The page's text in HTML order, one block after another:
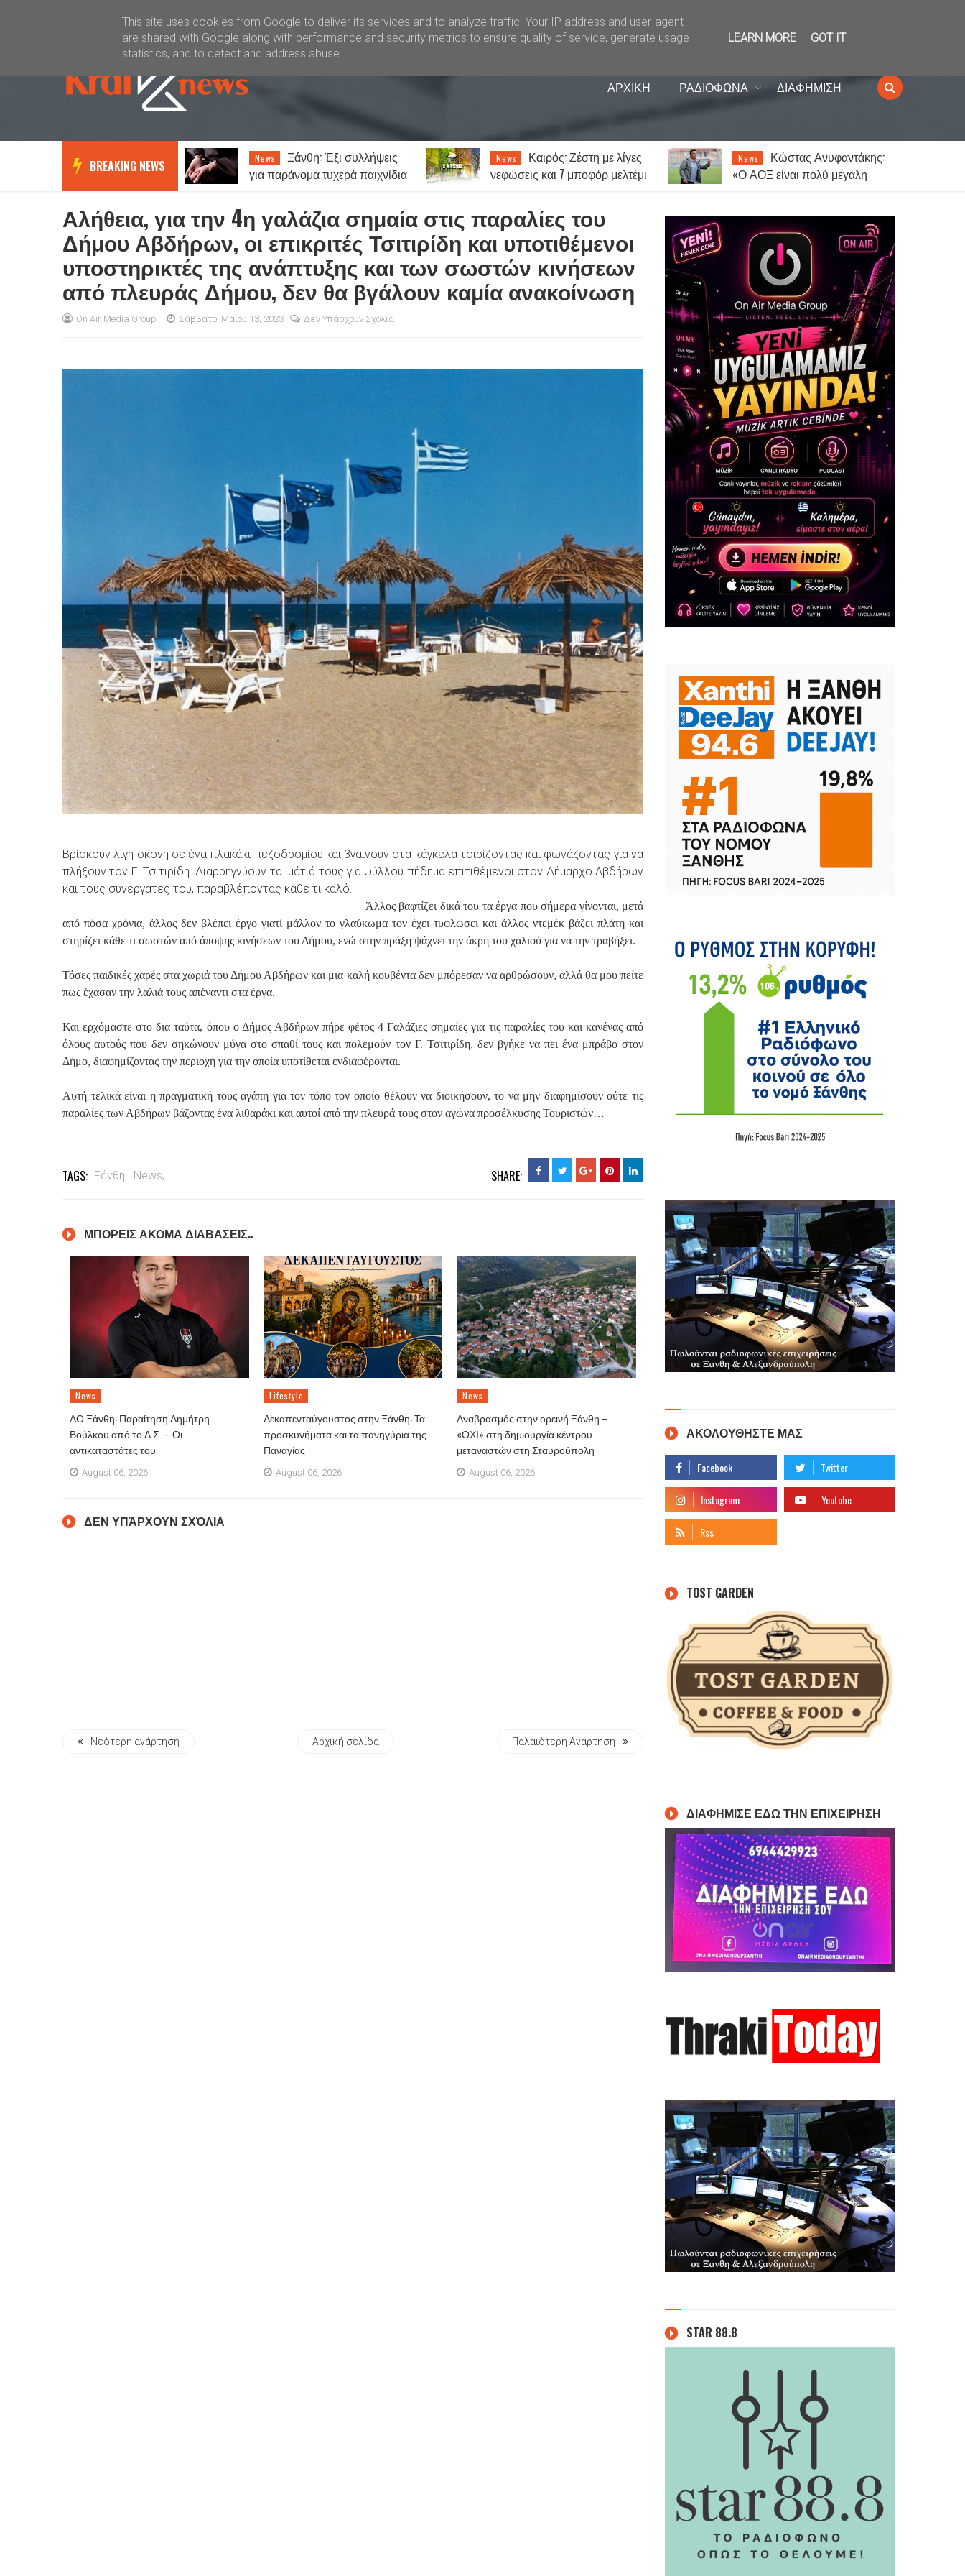
Καλώς ήλθατε Kral News
ΑΡΧΙΚΗ ΡΑΔΙΟΦΩΝΑ ΔΙΑΦΗΜΙΣΗ
BREAKING NEWS
Αναβρασμός στην
ορεινή Ξάνθη – «ΟΧΙ» στη
δημιουργία κέντρου
μεταναστών στη Σταυρούπολη
News
Ξάνθη: Έξι συλλήψεις
για παράνομα τυχερά παιχνίδια
News
Καιρός: Ζέστη με λίγες
νεφώσεις και 7 μποφόρ μελτέμι
News
Κώστας Ανυφαντάκης:
«Ο ΑΟΞ είναι πολύ μεγάλη
Αλήθεια, για την 4η γαλάζια σημαία στις παραλίες του
Δήμου Αβδήρων, οι επικριτές Τσιτιρίδη και υποτιθέμενοι
υποστηρικτές της ανάπτυξης και των σωστών κινήσεων
από πλευράς Δήμου, δεν θα βγάλουν καμία ανακοίνωση
On Air Media Group Σάββατο, Μαΐου 13, 2023 Δεν Υπάρχουν Σχόλια
Βρίσκουν λίγη σκόνη σε ένα πλακάκι πεζοδρομίου και βγαίνουν στα κάγκελα τσιρίζοντας και φωνάζοντας για να
πλήξουν τον Γ. Τσιτιρίδη. Διαρρηγνύουν τα ιμάτιά τους για ψύλλου πήδημα επιτιθέμενοι στον Δήμαρχο Αβδήρων
και τους συνεργάτες του, παραβλέποντας κάθε τι καλό.
Άλλος βαφτίζει δικά του τα έργα που σήμερα γίνονται, μετά
από πόσα χρόνια, άλλος δεν βλέπει έργο γιατί μάλλον το γλαύκωμα τον έχει τυφλώσει και άλλος ντεμέκ βάζει πλάτη και
στηρίζει κάθε τι σωστών από άποψης κινήσεων του Δήμου, ενώ στην πράξη ψάχνει την άκρη του χαλιού για να την τραβήξει.
Τόσες παιδικές χαρές στα χωριά του Δήμου Αβδήρων και μια καλή κουβέντα δεν μπόρεσαν να αρθρώσουν, αλλά θα μου πείτε
πως έχασαν την λαλιά τους απέναντι στα έργα.
Και ερχόμαστε στο δια ταύτα, όπου ο Δήμος Αβδήρων πήρε φέτος 4 Γαλάζιες σημαίες για τις παραλίες του και κανένας από
όλους αυτούς που δεν σηκώνουν μύγα στο σπαθί τους και πολεμούν τον Γ. Τσιτιρίδη, δεν βγήκε να πει ένα μπράβο στον
Δήμο, διαφημίζοντας την περιοχή για την οποία υποτίθεται ενδιαφέρονται.
Αυτή τελικά είναι η πραγματική τους αγάπη για τον τόπο τον οποίο θέλουν να διοικήσουν, το να μην διαφημίσουν ούτε τις
παραλίες των Αβδήρων βάζοντας ένα λιθαράκι και αυτοί από την πλευρά τους στον αγώνα προσέλκυσης Τουριστών…
TAGS: Ξάνθη, News, SHARE:
ΜΠΟΡΕΙΣ ΑΚΟΜΑ ΔΙΑΒΑΣΕΙΣ..
News
ΑΟ Ξάνθη: Παραίτηση Δημήτρη
Βούλκου από το Δ.Σ. – Οι
αντικαταστάτες του
August 06, 2026
Lifestyle
Δεκαπενταύγουστος στην Ξάνθη: Τα
προσκυνήματα και τα πανηγύρια της
Παναγίας
August 06, 2026
News
Αναβρασμός στην ορεινή Ξάνθη –
«ΟΧΙ» στη δημιουργία κέντρου
μεταναστών στη Σταυρούπολη
August 06, 2026
ΔΕΝ ΥΠΆΡΧΟΥΝ ΣΧΌΛΙΑ
Νεότερη ανάρτηση Αρχική σελίδα Παλαιότερη Ανάρτηση
ΑΚΟΛΟΥΘΗΣΤΕ ΜΑΣ
TOST GARDEN
ΔΙΑΦΗΜΙΣΕ ΕΔΩ ΤΗΝ ΕΠΙΧΕΙΡΗΣΗ
STAR 88.8
This site uses cookies from Google to deliver its services and to analyze traffic. Your IP address and user-agent
are shared with Google along with performance and security metrics to ensure quality of service, generate usage
statistics, and to detect and address abuse.
LEARN MORE GOT IT